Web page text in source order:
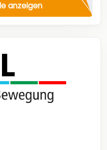
anzeigen